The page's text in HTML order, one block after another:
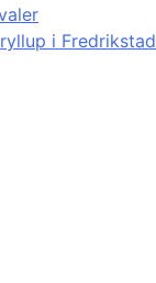
i Fredrikstad